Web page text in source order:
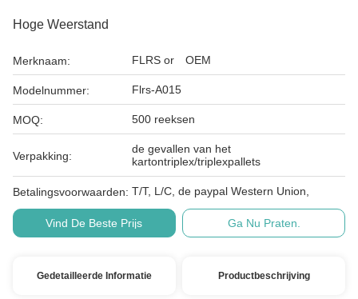
Hoge Weerstand
Merknaam: FLRS or OEM
Modelnummer: Flrs-A015
MOQ: 500 reeksen
Verpakking:
de gevallen van het
kartontriplex/triplexpallets
Betalingsvoorwaarden: T/T, L/C, de paypal Western Union,
Vind De Beste Prijs Ga Nu Praten.
Gedetailleerde Informatie Productbeschrijving